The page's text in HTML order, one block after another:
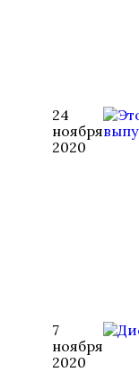
24
ноября
2020
7
ноября
2020